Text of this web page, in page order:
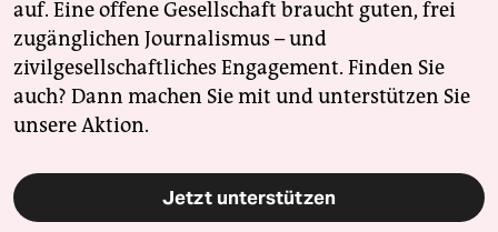
auf. Eine offene Gesellschaft braucht guten, frei
zugänglichen Journalismus – und
zivilgesellschaftliches Engagement. Finden Sie
auch? Dann machen Sie mit und unterstützen Sie
unsere Aktion.
Jetzt unterstützen